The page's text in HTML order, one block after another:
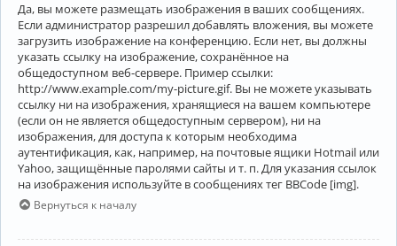
Да, вы можете размещать изображения в ваших сообщениях.
Если администратор разрешил добавлять вложения, вы можете
загрузить изображение на конференцию. Если нет, вы должны
указать ссылку на изображение, сохранённое на
общедоступном веб-сервере. Пример ссылки:
http://www.example.com/my-picture.gif. Вы не можете указывать
ссылку ни на изображения, хранящиеся на вашем компьютере
(если он не является общедоступным сервером), ни на
изображения, для доступа к которым необходима
аутентификация, как, например, на почтовые ящики Hotmail или
Yahoo, защищённые паролями сайты и т. п. Для указания ссылок
на изображения используйте в сообщениях тег BBCode [img].
Вернуться к началу